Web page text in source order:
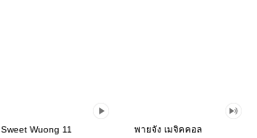
Sweet Wuong 11 พายจัง เมจิคคอล